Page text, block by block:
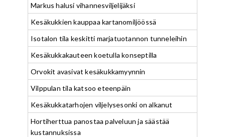
Markus halusi vihannesviljelijäksi
Kesäkukkien kauppaa kartanomiljöössä
Isotalon tila keskitti marjatuotannon tunneleihin
Kesäkukkakauteen koetulla konseptilla
Orvokit avasivat kesäkukkamyynnin
Vilppulan tila katsoo eteenpäin
Kesäkukkatarhojen viljelysesonki on alkanut
Hortiherttua panostaa palveluun ja säästää
kustannuksissa